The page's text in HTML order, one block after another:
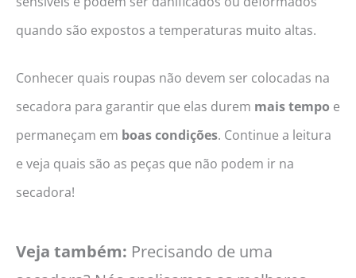
quando são expostos a temperaturas muito altas.
Conhecer quais roupas não devem ser colocadas na
secadora para garantir que elas durem mais tempo e
permaneçam em boas condições. Continue a leitura
e veja quais são as peças que não podem ir na
secadora!
Veja também: Precisando de uma